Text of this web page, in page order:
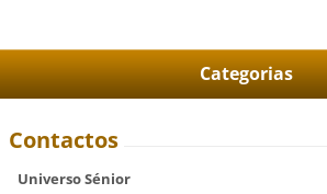
Categorias
Contactos
Universo Sénior